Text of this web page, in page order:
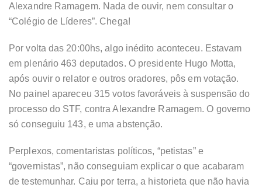
Alexandre Ramagem. Nada de ouvir, nem consultar o
“Colégio de Líderes”. Chega!
Por volta das 20:00hs, algo inédito aconteceu. Estavam
em plenário 463 deputados. O presidente Hugo Motta,
após ouvir o relator e outros oradores, pôs em votação.
No painel apareceu 315 votos favoráveis à suspensão do
processo do STF, contra Alexandre Ramagem. O governo
só conseguiu 143, e uma abstenção.
Perplexos, comentaristas políticos, “petistas” e
“governistas”, não conseguiam explicar o que acabaram
de testemunhar. Caiu por terra, a historieta que não havia